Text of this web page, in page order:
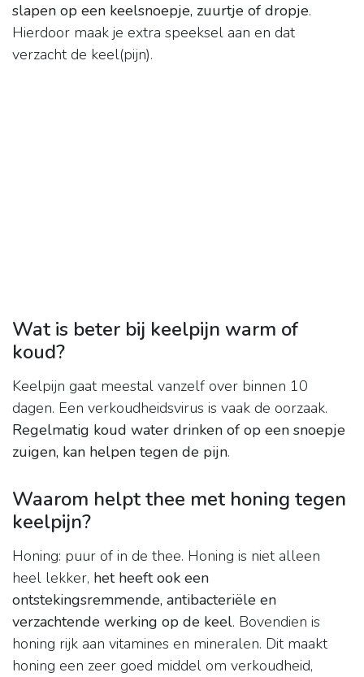
slapen op een keelsnoepje, zuurtje of dropje.
Hierdoor maak je extra speeksel aan en dat
verzacht de keel(pijn).
Wat is beter bij keelpijn warm of
koud?
Keelpijn gaat meestal vanzelf over binnen 10
dagen. Een verkoudheidsvirus is vaak de oorzaak.
Regelmatig koud water drinken of op een snoepje
zuigen, kan helpen tegen de pijn.
Waarom helpt thee met honing tegen
keelpijn?
Honing: puur of in de thee. Honing is niet alleen
heel lekker, het heeft ook een
ontstekingsremmende, antibacteriële en
verzachtende werking op de keel. Bovendien is
honing rijk aan vitamines en mineralen. Dit maakt
honing een zeer goed middel om verkoudheid,